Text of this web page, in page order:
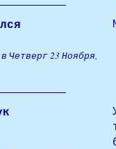
Четверг 23 Ноября,